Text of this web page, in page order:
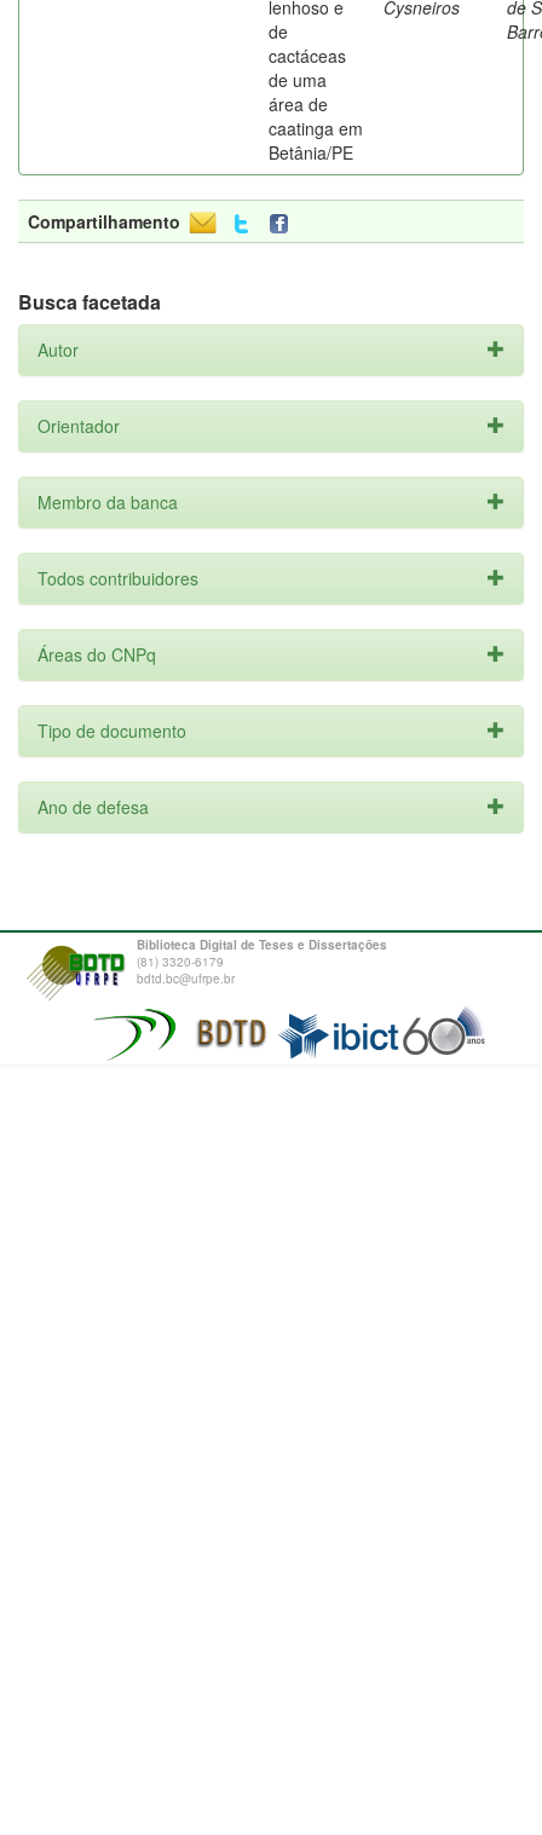
lenhoso e
de
cactáceas
de uma
área de
caatinga em
Betânia/PE
Cysneiros
de
Compartilhamento
Busca facetada
Autor
Orientador
Membro da banca
Todos contribuidores
Áreas do CNPq
Tipo de documento
Ano de defesa
Biblioteca Digital de Teses e Dissertações
(81) 3320-6179
bdtd.bc@ufrpe.br